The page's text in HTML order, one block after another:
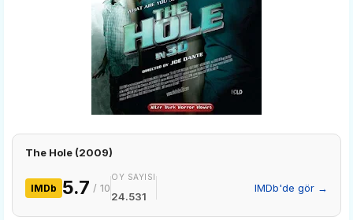
The Hole (2009)
IMDb 5.7 / 10
OY SAYISI
24.531
IMDb'de gör →